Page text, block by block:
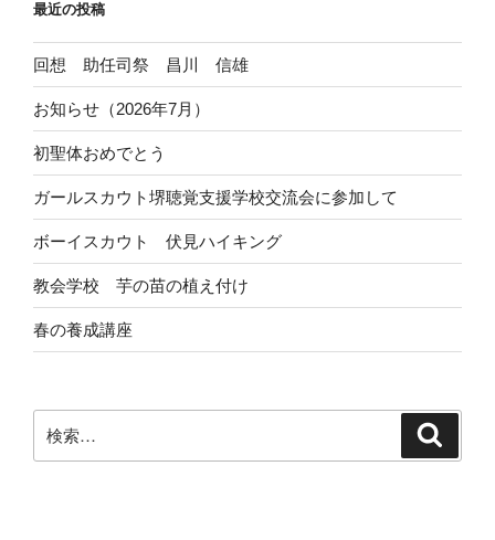
最近の投稿
回想 助任司祭 昌川 信雄
お知らせ（2026年7月）
初聖体おめでとう
ガールスカウト堺聴覚支援学校交流会に参加して
ボーイスカウト 伏見ハイキング
教会学校 芋の苗の植え付け
春の養成講座
索: